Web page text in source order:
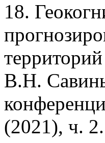
18.
В.Н.
(2021), ч.